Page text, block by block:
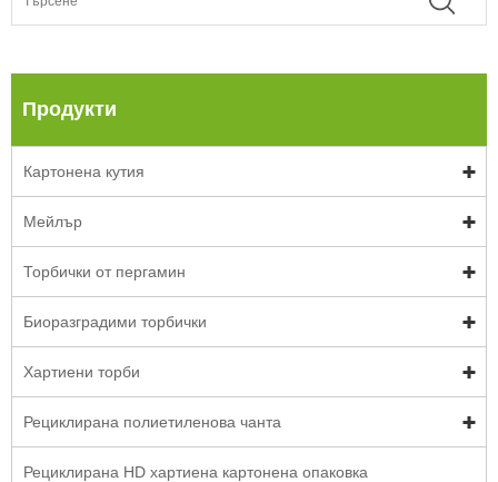
Продукти
Картонена кутия
Мейлър
Торбички от пергамин
Биоразградими торбички
Хартиени торби
Рециклирана полиетиленова чанта
Рециклирана HD хартиена картонена опаковка